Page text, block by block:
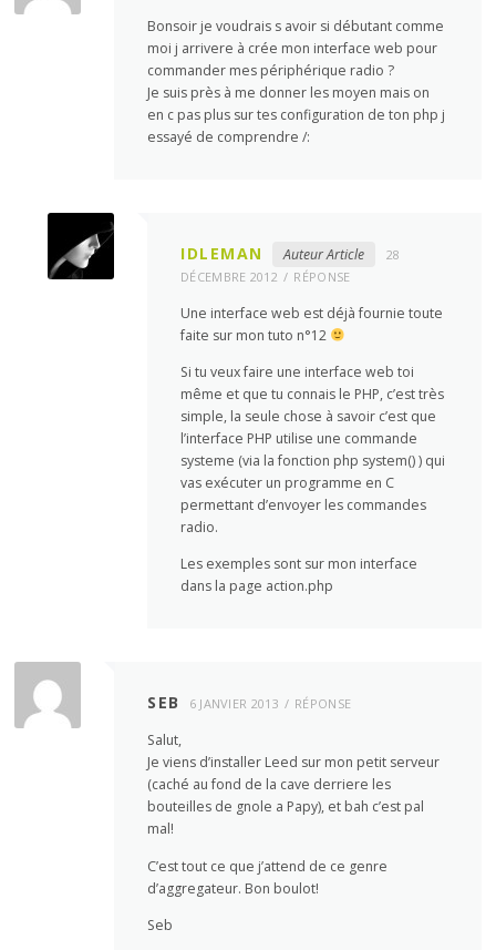
Bonsoir je voudrais s avoir si débutant comme
moi j arrivere à crée mon interface web pour
commander mes périphérique radio ?
Je suis près à me donner les moyen mais on
en c pas plus sur tes configuration de ton php j
essayé de comprendre /:
IDLEMAN Auteur Article
28
DÉCEMBRE 2012
RÉPONSE
Une interface web est déjà fournie toute
faite sur mon tuto n°12
Si tu veux faire une interface web toi
même et que tu connais le PHP, c’est très
simple, la seule chose à savoir c’est que
l’interface PHP utilise une commande
systeme (via la fonction php system() ) qui
vas exécuter un programme en C
permettant d’envoyer les commandes
radio.
Les exemples sont sur mon interface
dans la page action.php
SEB 6 JANVIER 2013 RÉPONSE
Salut,
Je viens d’installer Leed sur mon petit serveur
(caché au fond de la cave derriere les
bouteilles de gnole a Papy), et bah c’est pal
mal!
C’est tout ce que j’attend de ce genre
d’aggregateur. Bon boulot!
Seb